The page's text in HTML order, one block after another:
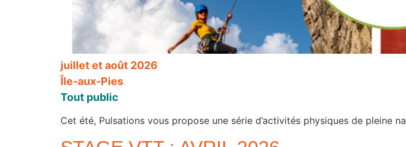
juillet et août 2026
Île-aux-Pies
Tout public
Cet été, Pulsations vous propose une série d’activités physiques de pleine